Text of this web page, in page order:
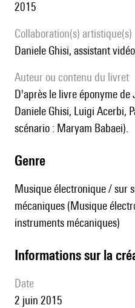
2015
Collaboration(s) artistique(s)
Daniele Ghisi, assistant
Auteur ou contenu du livret
d'après le livre éponyme de John W. Dunne, scénario de
Daniele Ghisi, Luigi Acerbi,
scénario : Maryam Babaei).
genre
Musique électronique / sur
mécaniques (Musique
instruments mécaniques)
informations sur la
date
2 juin 2015